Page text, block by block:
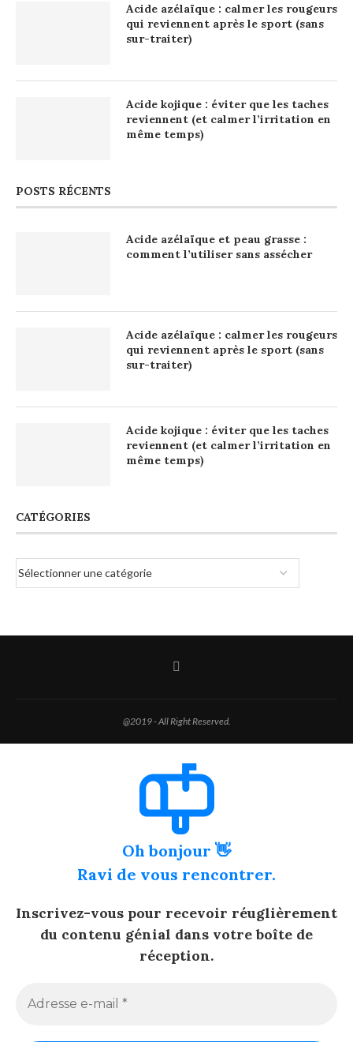
Acide azélaïque : calmer les rougeurs
qui reviennent après le sport (sans
sur-traiter)
Acide kojique : éviter que les taches
reviennent (et calmer l’irritation en
même temps)
POSTS RÉCENTS
Acide azélaïque et peau grasse :
comment l’utiliser sans assécher
Acide azélaïque : calmer les rougeurs
qui reviennent après le sport (sans
sur-traiter)
Acide kojique : éviter que les taches
reviennent (et calmer l’irritation en
même temps)
CATÉGORIES
@2019 - All Right Reserved.
Oh bonjour 👋
Ravi de vous rencontrer.
Inscrivez-vous pour recevoir réuglièrement
du contenu génial dans votre boîte de
réception.